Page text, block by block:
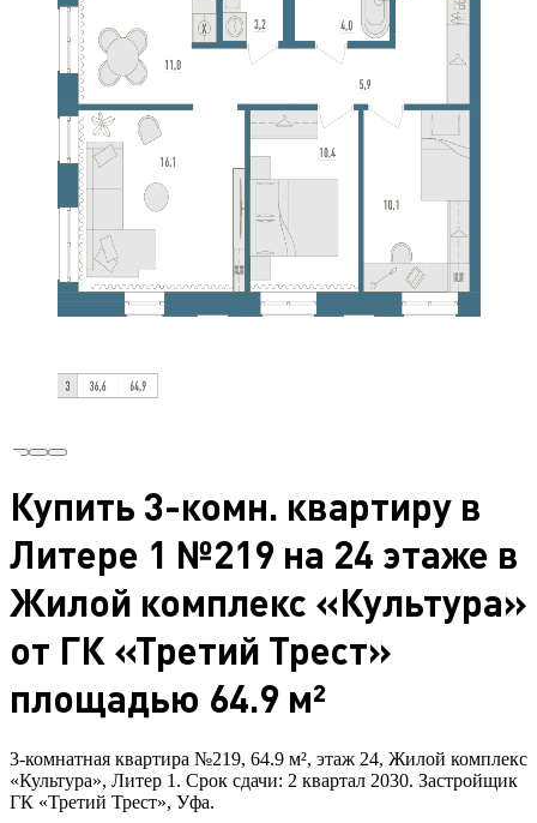
Купить 3-комн. квартиру в
Литере 1 №219 на 24 этаже в
Жилой комплекс «Культура»
от ГК «Третий Трест»
площадью 64.9 м²
3-комнатная квартира №219, 64.9 м², этаж 24, Жилой комплекс
«Культура», Литер 1. Срок сдачи: 2 квартал 2030. Застройщик
ГК «Третий Трест», Уфа.